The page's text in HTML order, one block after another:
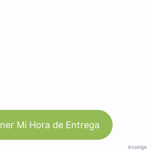
Mi Hora de Entrega
Anzeige